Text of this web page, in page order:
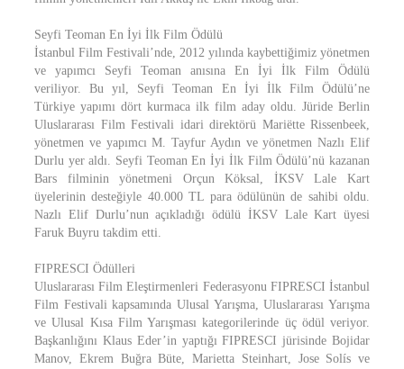
Seyfi Teoman En İyi İlk Film Ödülü
İstanbul Film Festivali’nde, 2012 yılında kaybettiğimiz yönetmen
ve yapımcı Seyfi Teoman anısına En İyi İlk Film Ödülü
veriliyor. Bu yıl, Seyfi Teoman En İyi İlk Film Ödülü’ne
Türkiye yapımı dört kurmaca ilk film aday oldu. Jüride Berlin
Uluslararası Film Festivali idari direktörü Mariëtte Rissenbeek,
yönetmen ve yapımcı M. Tayfur Aydın ve yönetmen Nazlı Elif
Durlu yer aldı. Seyfi Teoman En İyi İlk Film Ödülü’nü kazanan
Bars filminin yönetmeni Orçun Köksal, İKSV Lale Kart
üyelerinin desteğiyle 40.000 TL para ödülünün de sahibi oldu.
Nazlı Elif Durlu’nun açıkladığı ödülü İKSV Lale Kart üyesi
Faruk Buyru takdim etti.
FIPRESCI Ödülleri
Uluslararası Film Eleştirmenleri Federasyonu FIPRESCI İstanbul
Film Festivali kapsamında Ulusal Yarışma, Uluslararası Yarışma
ve Ulusal Kısa Film Yarışması kategorilerinde üç ödül veriyor.
Başkanlığını Klaus Eder’in yaptığı FIPRESCI jürisinde Bojidar
Manov, Ekrem Buğra Büte, Marietta Steinhart, Jose Solís ve